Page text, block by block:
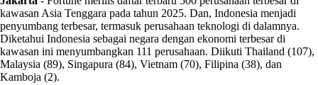
kawasan Asia Tenggara pada tahun 2025. Dan, Indonesia menjadi
penyumbang terbesar, termasuk perusahaan teknologi di dalamnya.
Diketahui Indonesia sebagai negara dengan ekonomi terbesar di
kawasan ini menyumbangkan 111 perusahaan. Diikuti Thailand (107),
Malaysia (89), Singapura (84), Vietnam (70), Filipina (38), dan
Kamboja (2).